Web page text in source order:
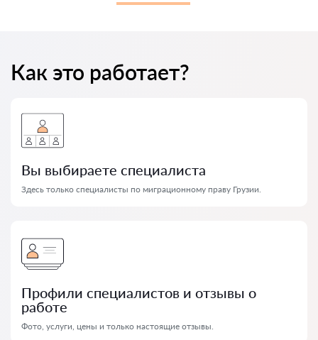
Как это работает?
Вы выбираете специалиста
Здесь только специалисты по миграционному праву Грузии.
Профили специалистов и отзывы о
работе
Фото, услуги, цены и только настоящие отзывы.